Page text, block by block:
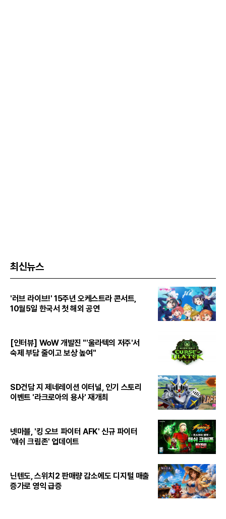
최신뉴스
'러브 라이브!' 15주년 오케스트라 콘서트,
10월5일 한국서 첫 해외 공연
[인터뷰] WoW 개발진 "'울라텍의 저주'서
숙제 부담 줄이고 보상 높여"
SD건담 지 제네레이션 이터널, 인기 스토리
이벤트 '라크로아의 용사' 재개최
넷마블, '킹 오브 파이터 AFK' 신규 파이터
'애쉬 크림존' 업데이트
닌텐도, 스위치2 판매량 감소에도 디지털 매출
증가로 영익 급증